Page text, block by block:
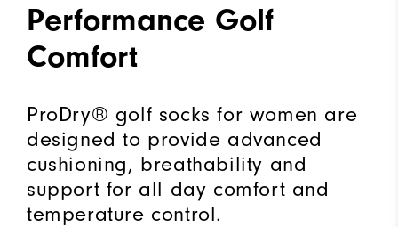
Performance Golf
Comfort
ProDry® golf socks for women are
designed to provide advanced
cushioning, breathability and
support for all day comfort and
temperature control.